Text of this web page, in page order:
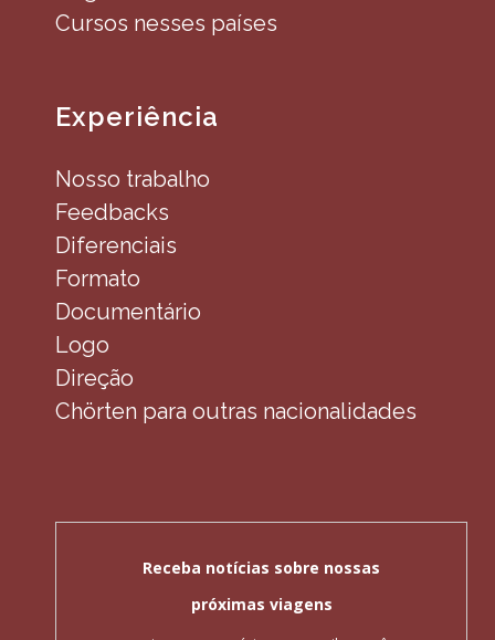
Cursos nesses países
Experiência
Nosso trabalho
Feedbacks
Diferenciais
Formato
Documentário
Logo
Direção
Chörten para outras nacionalidades